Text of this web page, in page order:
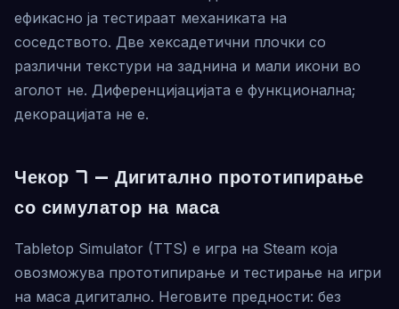
ефикасно ја тестираат механиката на
соседството. Две хексадетични плочки со
различни текстури на заднина и мали икони во
аголот не. Диференцијацијата е функционална;
декорацијата не е.
Чекор 7 — Дигитално прототипирање
со симулатор на маса
Tabletop Simulator (TTS) е игра на Steam која
овозможува прототипирање и тестирање на игри
на маса дигитално. Неговите предности: без